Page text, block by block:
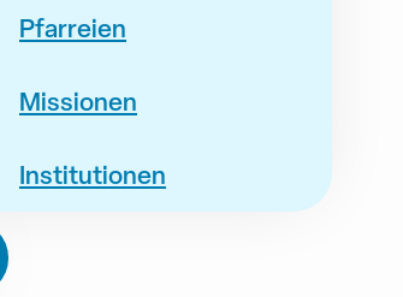
Pfarreien
Missionen
Institutionen